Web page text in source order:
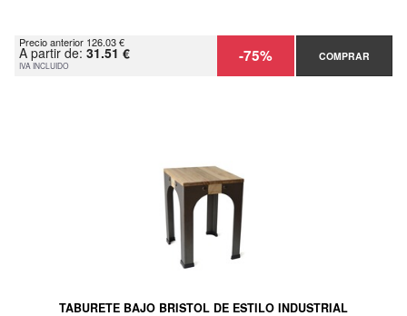
Precio anterior 126.03 €
A partir de: 31.51 €
IVA INCLUIDO -75% COMPRAR
TABURETE BAJO BRISTOL DE ESTILO INDUSTRIAL